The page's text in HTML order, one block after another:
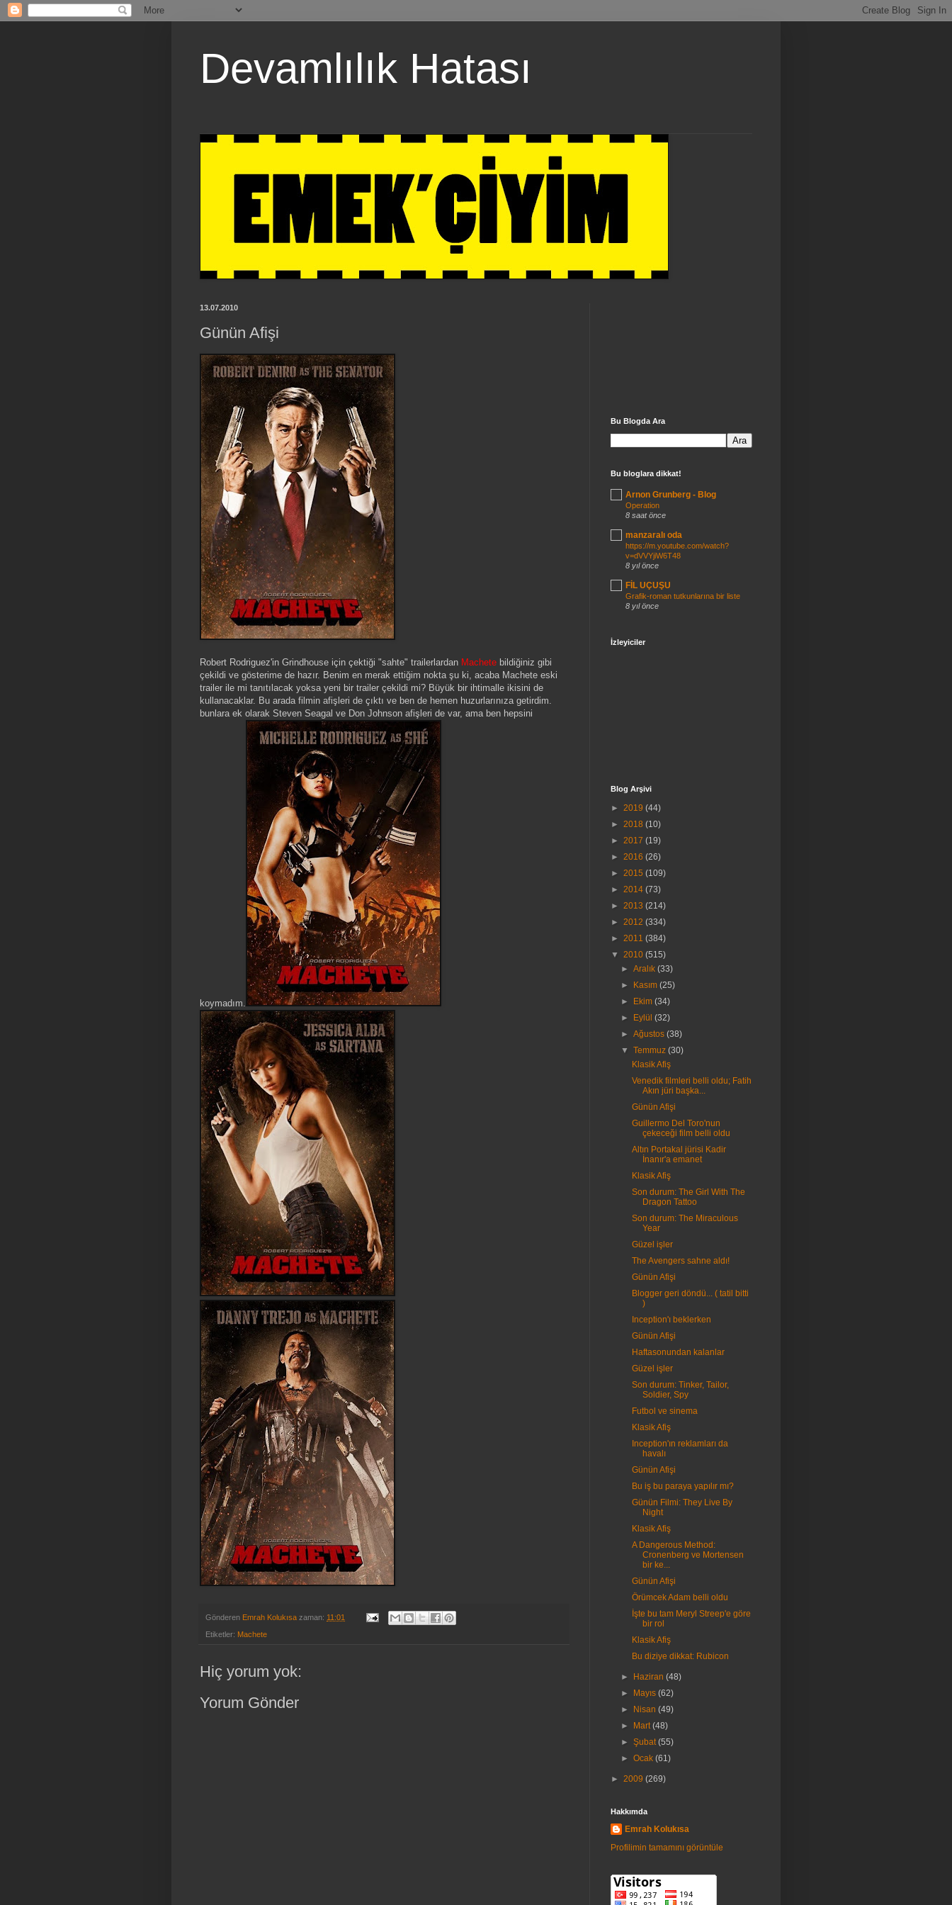
Devamlılık Hatası
13.07.2010
Günün Afişi
Robert Rodriguez'in Grindhouse için çektiği "sahte" trailerlardan Machete bildiğiniz gibi
çekildi ve gösterime de hazır. Benim en merak ettiğim nokta şu ki, acaba Machete eski
trailer ile mi tanıtılacak yoksa yeni bir trailer çekildi mi? Büyük bir ihtimalle ikisini de
kullanacaklar. Bu arada filmin afişleri de çıktı ve ben de hemen huzurlarınıza getirdim.
bunlara ek olarak Steven Seagal ve Don Johnson afişleri de var, ama ben hepsini
koymadım.
Gönderen Emrah Kolukısa zaman: 11:01
Etiketler: Machete
Hiç yorum yok:
Yorum Gönder
Bu Blogda Ara
Bu bloglara dikkat!
Arnon Grunberg - Blog
Operation
8 saat önce
manzaralı oda
https://m.youtube.com/watch?
v=dVVYjiW6T48
8 yıl önce
FİL UÇUŞU
Grafik-roman tutkunlarına bir liste
8 yıl önce
İzleyiciler
Blog Arşivi
► 2019 (44)
► 2018 (10)
► 2017 (19)
► 2016 (26)
► 2015 (109)
► 2014 (73)
► 2013 (214)
► 2012 (334)
► 2011 (384)
▼ 2010 (515)
►Aralık(33)
►
Kasım(25)
►
Ekim(34)
►
Eylül(32)
►Ağustos(38)
▼Temmuz(30)
Klasik Afiş
Venedik filmleri belli oldu; Fatih
Akın jüri başka...
Günün Afişi
Guillermo Del Toro'nun
çekeceği film belli oldu
Altın Portakal jürisi Kadir
İnanır'a emanet
Klasik Afiş
Son durum: The Girl With The
Dragon Tattoo
Son durum: The Miraculous
Year
Güzel işler
The Avengers sahne aldı!
Günün Afişi
Blogger geri döndü... ( tatil bitti
)
Inception'ı beklerken
Günün Afişi
Haftasonundan kalanlar
Güzel işler
Son durum: Tinker, Tailor,
Soldier, Spy
Futbol ve sinema
Klasik Afiş
Inception'ın reklamları da
havalı
Günün Afişi
Bu iş bu paraya yapılır mı?
Günün Filmi: They Live By
Night
Klasik Afiş
A Dangerous Method:
Cronenberg ve Mortensen
bir ke...
Günün Afişi
Örümcek Adam belli oldu
İşte bu tam Meryl Streep'e göre
bir rol
Klasik Afiş
Bu diziye dikkat: Rubicon
► Haziran(48)
►
Mayıs(62)
►
Nisan(49)
►
Mart(48)
►Şubat(55)
►Ocak(61)
► 2009 (269)
Hakkımda
Emrah Kolukısa
Profilimin tamamını görüntüle